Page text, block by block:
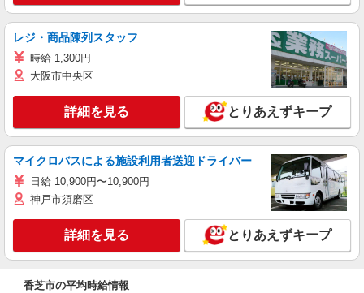
レジ・商品陳列スタッフ
時給 1,300円
大阪市中央区
詳細を見る とりあえずキープ
マイクロバスによる施設利用者送迎ドライバー
日給 10,900円〜10,900円
神戸市須磨区
詳細を見る とりあえずキープ
香芝市の平均時給情報